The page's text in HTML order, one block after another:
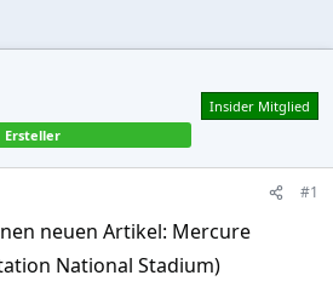
Ersteller
Insider Mitglied
#1
neuen Artikel: Mercure
National Stadium)